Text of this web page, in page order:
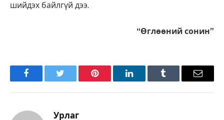
шийдэх байлгүй дээ.
“Өглөөний сонин”
FacebookTwitter Pinterest LinkedInTumblr Имэйл
Урлаг